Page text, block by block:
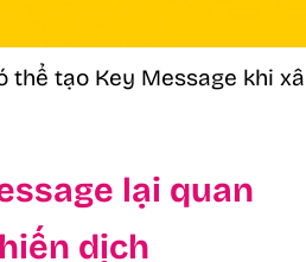
thể tạo Key Message khi
lại quan
dịch